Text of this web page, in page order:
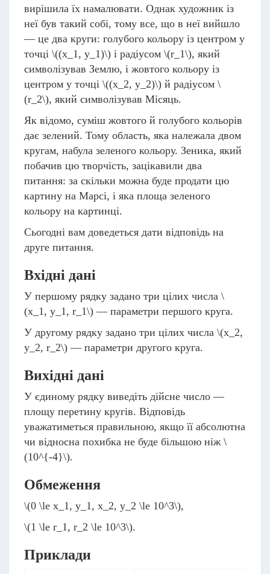
вирішила їх намалювати. Однак художник із
неї був такий собі, тому все, що в неї вийшло
— це два круги: голубого кольору із центром у
точці \((x_1, y_1)\) і радіусом \(r_1\), який
символізував Землю, і жовтого кольору із
центром у точці \((x_2, y_2)\) й радіусом \
(r_2\), який символізував Місяць.
Як відомо, суміш жовтого й голубого кольорів
дає зелений. Тому область, яка належала двом
кругам, набула зеленого кольору. Зеника, який
побачив цю творчість, зацікавили два
питання: за скільки можна буде продати цю
картину на Марсі, і яка площа зеленого
кольору на картинці.
Сьогодні вам доведеться дати відповідь на
друге питання.
Вхідні дані
У першому рядку задано три цілих числа \
(x_1, y_1, r_1\) — параметри першого круга.
У другому рядку задано три цілих числа \(x_2,
y_2, r_2\) — параметри другого круга.
Вихідні дані
У єдиному рядку виведіть дійсне число —
площу перетину кругів. Відповідь
уважатиметься правильною, якщо її абсолютна
чи відносна похибка не буде більшою ніж \
(10^{-4}\).
Обмеження
\(0 \le x_1, y_1, x_2, y_2 \le 10^3\),
\(1 \le r_1, r_2 \le 10^3\).
Приклади